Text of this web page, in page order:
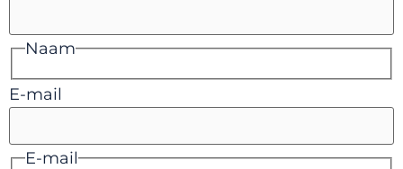
Naam
E-mail
E-mail